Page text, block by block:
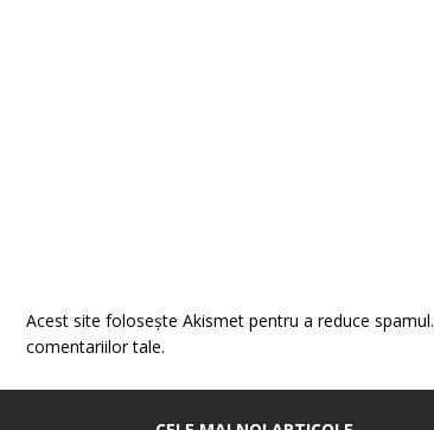
Acest site folosește Akismet pentru a reduce spamul.
comentariilor tale.